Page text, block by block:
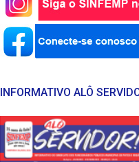
INFORMATIVO ALÔ